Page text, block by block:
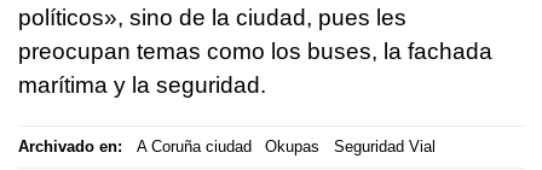
políticos», sino de la ciudad, pues les
preocupan temas como los buses, la fachada
marítima y la seguridad.
Archivado en: A Coruña ciudad Okupas Seguridad Vial